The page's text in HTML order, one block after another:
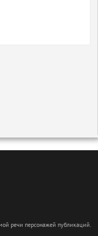
речи персонажей публикаций.